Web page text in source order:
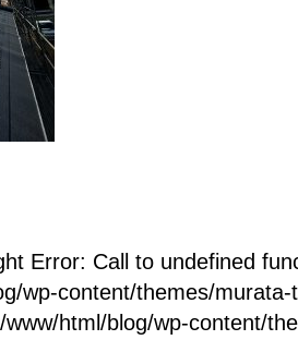
Error: Call to undefined
wp-content/themes/
html/blog/wp-content/